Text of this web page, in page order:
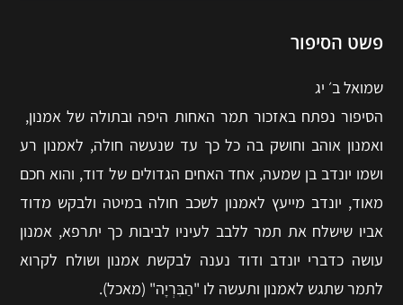
פשט הסיפור
שמואל ב׳ יג
הסיפור נפתח באזכור תמר האחות היפה ובתולה של אמנון,
ואמנון אוהב וחושק בה כל כך עד שנעשה חולה, לאמנון רע
ושמו יונדב בן שמעה, אחד האחים הגדולים של דוד, והוא חכם
מאוד, יונדב מייעץ לאמנון לשכב חולה במיטה ולבקש מדוד
אביו שישלח את תמר ללבב לעיניו לביבות כך יתרפא, אמנון
עושה כדברי יונדב ודוד נענה לבקשת אמנון ושולח לקרוא
לתמר שתגש לאמנון ותעשה לו "הַבִּרְיָה" (מאכל).